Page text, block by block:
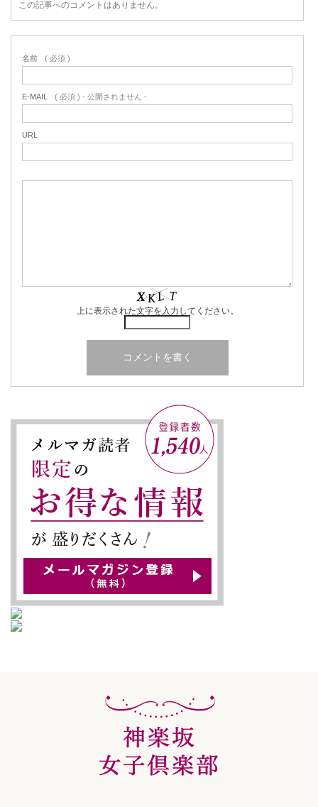
この記事へのコメントはありません。
名前 ( 必須 )
E-MAIL ( 必須 ) - 公開されません -
URL
上に表示された文字を入力してください。